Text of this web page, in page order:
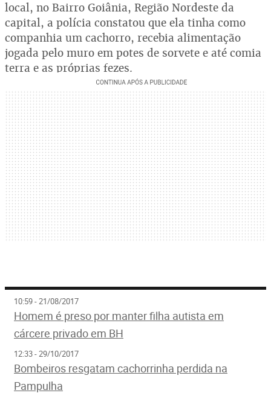
local, no Bairro Goiânia, Região Nordeste da
capital, a polícia constatou que ela tinha como
companhia um cachorro, recebia alimentação
jogada pelo muro em potes de sorvete e até comia
terra e as próprias fezes.
10:59 - 21/08/2017
Homem é preso por manter filha autista em
cárcere privado em BH
12:33 - 29/10/2017
Bombeiros resgatam cachorrinha perdida na
Pampulha